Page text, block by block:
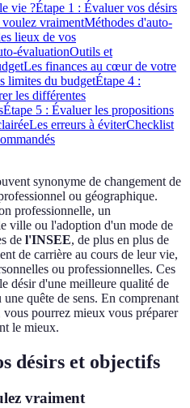
vie ?Étape 1 : Évaluer vos désirs
vraimentMéthodes d'auto-
lieux de vos
évaluationOutils et
Les finances au cœur de votre
limites du budgetÉtape 4 :
les différentes
Étape 5 : Évaluer les propositions
Les erreurs à éviterChecklist
synonyme de changement de
ou géographique.
professionnelle, un
ville ou l'adoption d'un mode de
de l'INSEE, de plus en plus de
de carrière au cours de leur vie,
ou professionnelles. Ces
désir d'une meilleure qualité de
quête de sens. En comprenant
pourrez mieux vous préparer
le mieux.
désirs et objectifs
vraiment